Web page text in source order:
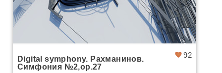
92
Digital symphony. Рахманинов.
Симфония №2,op.27